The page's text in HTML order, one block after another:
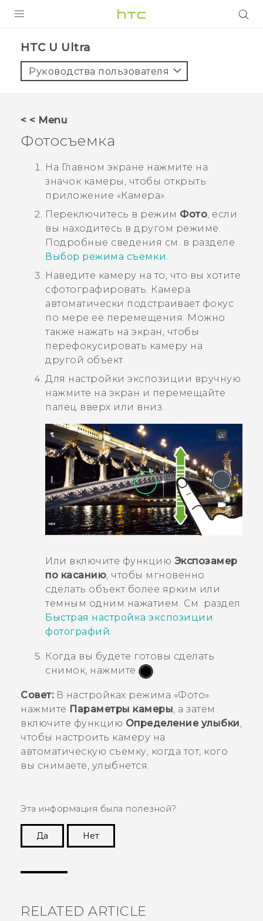
5G
ПОДДЕРЖКА
HTC U Ultra‎
Руководства пользователя
< < Menu
Фотосъемка
На Главном экране нажмите на
значок камеры, чтобы открыть
приложение «Камера».
Переключитесь в режим Фото, если
вы находитесь в другом режиме.
Подробные сведения см. в разделе
Выбор режима съемки .
Наведите камеру на то, что вы хотите
сфотографировать. Камера
автоматически подстраивает фокус
по мере ее перемещения. Можно
также нажать на экран, чтобы
перефокусировать камеру на
другой объект.
Для настройки экспозиции вручную
нажмите на экран и перемещайте
палец вверх или вниз.
Или включите функцию Экспозамер
по касанию, чтобы мгновенно
сделать объект более ярким или
темным одним нажатием. См. раздел
Быстрая настройка экспозиции
фотографий.
Когда вы будете готовы сделать
снимок, нажмите
.
Совет:В настройках режима «Фото»
нажмите Параметры камеры , а затем
включите функцию Определение улыбки
чтобы настроить камеру на
автоматическую съемку, когда тот, кого
вы снимаете, улыбнется.
Эта информация была полезной?
Да
Нет
RELATED ARTICLE